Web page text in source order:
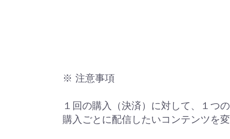
※ 注意事項
１回の購入（決済）に対して、１つ
購入ごとに配信したいコンテンツを